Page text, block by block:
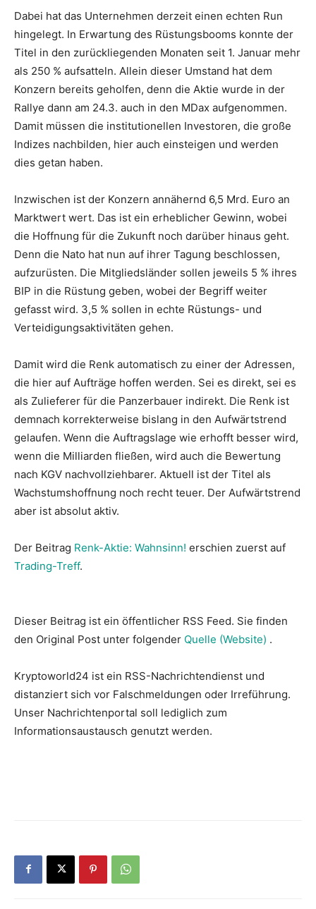
Dabei hat das Unternehmen derzeit einen echten Run
hingelegt. In Erwartung des Rüstungsbooms konnte der
Titel in den zurückliegenden Monaten seit 1. Januar mehr
als 250 % aufsatteln. Allein dieser Umstand hat dem
Konzern bereits geholfen, denn die Aktie wurde in der
Rallye dann am 24.3. auch in den MDax aufgenommen.
Damit müssen die institutionellen Investoren, die große
Indizes nachbilden, hier auch einsteigen und werden
dies getan haben.
Inzwischen ist der Konzern annähernd 6,5 Mrd. Euro an
Marktwert wert. Das ist ein erheblicher Gewinn, wobei
die Hoffnung für die Zukunft noch darüber hinaus geht.
Denn die Nato hat nun auf ihrer Tagung beschlossen,
aufzurüsten. Die Mitgliedsländer sollen jeweils 5 % ihres
BIP in die Rüstung geben, wobei der Begriff weiter
gefasst wird. 3,5 % sollen in echte Rüstungs- und
Verteidigungsaktivitäten gehen.
Damit wird die Renk automatisch zu einer der Adressen,
die hier auf Aufträge hoffen werden. Sei es direkt, sei es
als Zulieferer für die Panzerbauer indirekt. Die Renk ist
demnach korrekterweise bislang in den Aufwärtstrend
gelaufen. Wenn die Auftragslage wie erhofft besser wird,
wenn die Milliarden fließen, wird auch die Bewertung
nach KGV nachvollziehbarer. Aktuell ist der Titel als
Wachstumshoffnung noch recht teuer. Der Aufwärtstrend
aber ist absolut aktiv.
Der Beitrag Renk-Aktie: Wahnsinn! erschien zuerst auf
Trading-Treff.
Dieser Beitrag ist ein öffentlicher RSS Feed. Sie finden
den Original Post unter folgender Quelle (Website) .
Kryptoworld24 ist ein RSS-Nachrichtendienst und
distanziert sich vor Falschmeldungen oder Irreführung.
Unser Nachrichtenportal soll lediglich zum
Informationsaustausch genutzt werden.